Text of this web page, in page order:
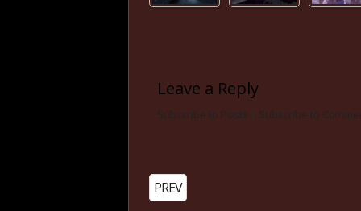
Leave a Reply
Subscribe to Posts Subscribe to
PREV